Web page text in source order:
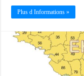
Plus d Informations »